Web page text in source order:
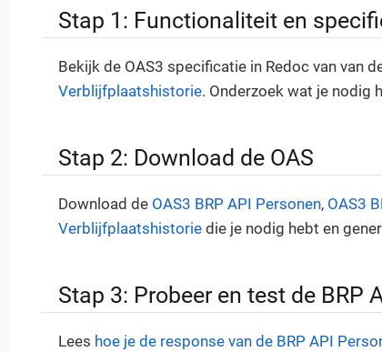
Stap 1: Functionaliteit en
Bekijk de OAS3 specificatie in Redoc van van
Verblijfplaatshistorie. Onderzoek wat je nodig
Stap 2: Download de OAS
Download de OAS3 BRP API Personen, OAS3
Verblijfplaatshistorie die je nodig hebt en
Stap 3: Probeer en test de BRP
Lees hoe je de response van de BRP API